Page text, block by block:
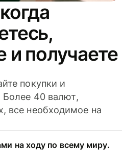
и получаете
покупки и
Более 40 валют,
все необходимое на
на ходу по всему миру.